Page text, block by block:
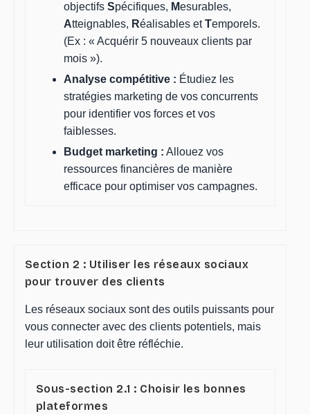
objectifs Spécifiques, Mesurables,
Atteignables, Réalisables etTemporels.
(Ex : « Acquérir 5 nouveaux clients par
mois »).
Analyse compétitive : Étudiez les
stratégies marketing de vos concurrents
pour identifier vos forces et vos
faiblesses.
Budget marketing : Allouez vos
ressources financières de manière
efficace pour optimiser vos campagnes.
Section 2 : Utiliser les réseaux sociaux
pour trouver des clients
Les réseaux sociaux sont des outils puissants pour
vous connecter avec des clients potentiels, mais
leur utilisation doit être réfléchie.
Sous-section 2.1 : Choisir les bonnes
plateformes